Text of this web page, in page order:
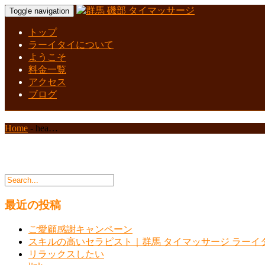
Toggle navigation
トップ
ラーイタイについて
ようこそ
料金一覧
アクセス
ブログ
Home - hea…
最近の投稿
ご愛顧感謝キャンペーン
スキルの高いセラピスト｜群馬 タイマッサージ ラーイ
リラックスしたい